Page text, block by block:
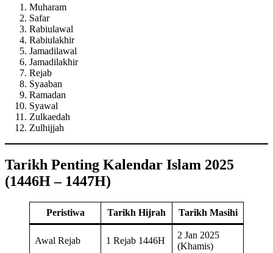
Muharam
Safar
Rabiulawal
Rabiulakhir
Jamadilawal
Jamadilakhir
Rejab
Syaaban
Ramadan
Syawal
Zulkaedah
Zulhijjah
Tarikh Penting Kalendar Islam 2025
(1446H – 1447H)
Peristiwa Tarikh Hijrah Tarikh Masihi
Awal Rejab 1 Rejab 1446H
2 Jan 2025
(Khamis)